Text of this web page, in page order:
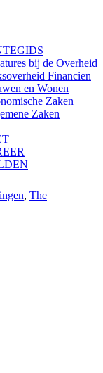
bij de Overheid
Financien
en Wonen
Zaken
Zaken
, The